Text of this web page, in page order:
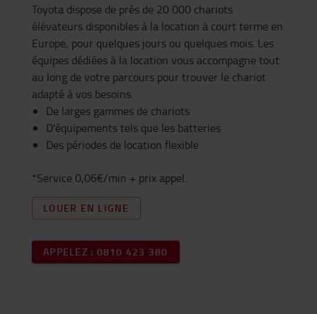
Toyota dispose de près de 20 000 chariots
élévateurs disponibles à la location à court terme en
Europe, pour quelques jours ou quelques mois. Les
équipes dédiées à la location vous accompagne tout
au long de votre parcours pour trouver le chariot
adapté à vos besoins.
De larges gammes de chariots
D'équipements tels que les batteries
Des périodes de location flexible
*Service 0,06€/min + prix appel.
LOUER EN LIGNE
APPELEZ : 0810 423 380